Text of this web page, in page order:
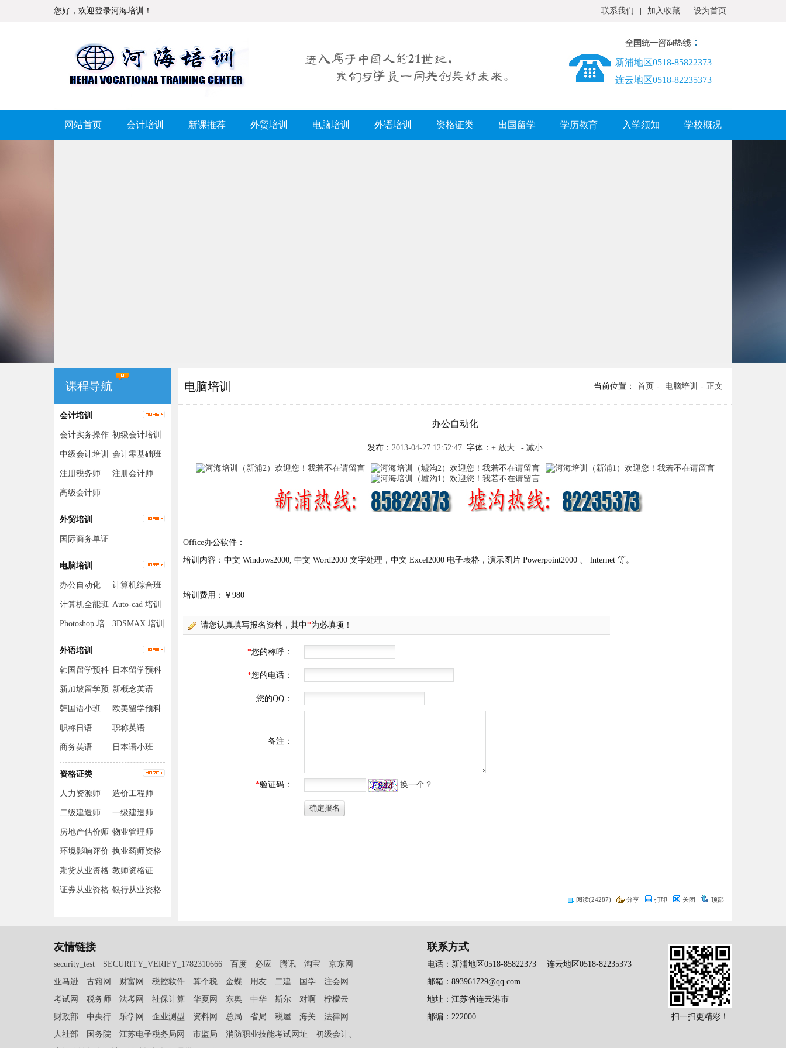
您好，欢迎登录河海培训！ 联系我们 加入收藏 设为首页
新浦地区0518-85822373
连云地区0518-82235373
网站首页 会计培训 新课推荐 外贸培训 电脑培训 外语培训 资格证类 出国留学 学历教育 入学须知 学校概况
课程导航
会计培训
会计实务操作
（出纳+手工
账+电脑账）
初级会计培训
中级会计培训 会计零基础班
注册税务师 注册会计师
高级会计师
外贸培训
国际商务单证
员
电脑培训
办公自动化 计算机综合班
计算机全能班 Auto-cad 培训
Photoshop 培
训
3DSMAX 培训
外语培训
韩国留学预科
班
日本留学预科
班
新加坡留学预
科班
新概念英语
韩国语小班
欧美留学预科
班
职称日语 职称英语
商务英语 日本语小班
资格证类
人力资源师 造价工程师
二级建造师 一级建造师
房地产估价师 物业管理师
环境影响评价
师
执业药师资格
期货从业资格 教师资格证
证券从业资格 银行从业资格
电脑培训 当前位置： 首页 - 电脑培训 - 正文
办公自动化
发布： 2013-04-27 12:52:47 字体： + 放大 - 减小
Office办公软件：
培训内容：中文 Windows2000, 中文 Word2000 文字处理，中文 Excel2000 电子表格，演示图片 Powerpoint2000 、 lnternet 等。
培训费用：￥980
阅读(24287) 分享 打印 关闭 顶部
友情链接
security_test SECURITY_VERIFY_1782310666 百度 必应 腾讯 淘宝
京东网
亚马逊
古籍网 财富网 税控软件 算个税 金蝶 用友 二建 国学
注会网
考试网
税务师 法考网 社保计算 华夏网 东奥 中华 斯尔 对啊
柠檬云
财政部
中央行 乐学网 企业测型 资料网 总局 省局 税屋 海关
法律网
人社部
国务院 江苏电子税务局网 市监局 消防职业技能考试网址
初级会计、
联系方式
电话：新浦地区0518-85822373 连云地区0518-82235373
邮箱：893961729@qq.com
地址：江苏省连云港市
邮编：222000
扫一扫更精彩！